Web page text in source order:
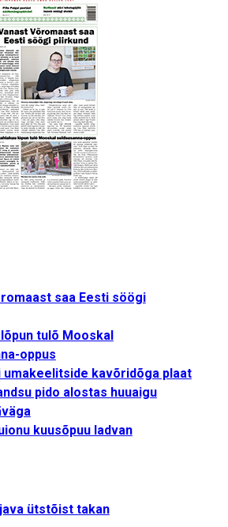
saa Eesti söögi
tulõ Mooskal
oppus
umakeelitside kavõridõga plaat
pido alostas huuaigu
kuusõpuu ladvan
ütstõist takan